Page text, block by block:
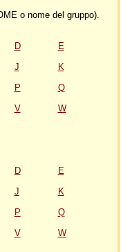
o nome del gruppo).
D
E
J
K
P
Q
V
W
D
E
J
K
P
Q
V
W